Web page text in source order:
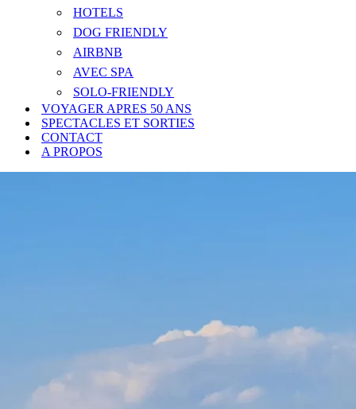
HOTELS
DOG FRIENDLY
AIRBNB
AVEC SPA
SOLO-FRIENDLY
VOYAGER APRES 50 ANS
SPECTACLES ET SORTIES
CONTACT
A PROPOS